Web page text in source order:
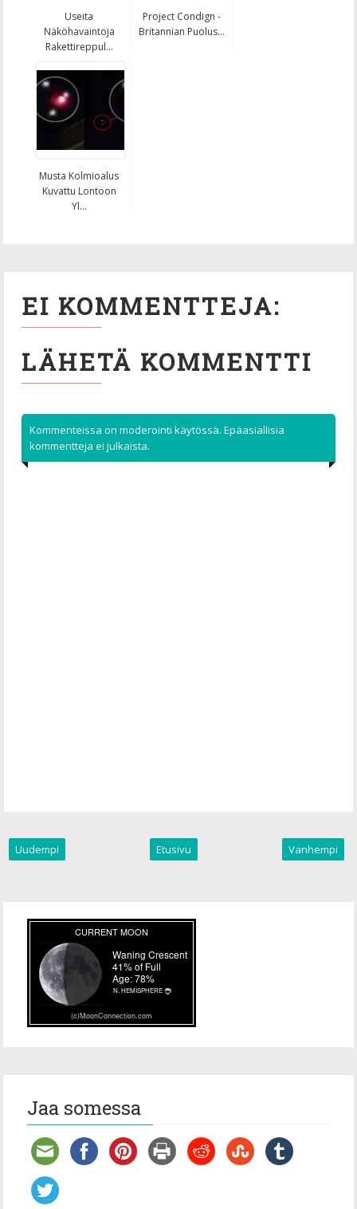
Useita
Näköhavaintoja
Rakettireppul...
Project Condign -
Britannian Puolus...
Musta Kolmioalus
Kuvattu Lontoon
Yl...
EI KOMMENTTEJA:
LÄHETÄ KOMMENTTI
Kommenteissa on moderointi käytössä. Epäasiallisia
kommentteja ei julkaista.
Uudempi Vanhempi
Etusivu
Jaa somessa